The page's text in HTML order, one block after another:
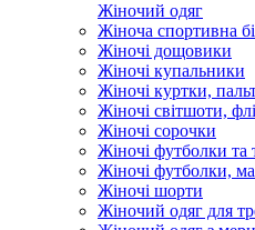
Жіночий одяг
Жіноча спортивна
Жіночі дощовики
Жіночі купальники
Жіночі куртки,
Жіночі світшоти,
Жіночі сорочки
Жіночі футболки
Жіночі футболки,
Жіночі шорти
Жіночий одяг для